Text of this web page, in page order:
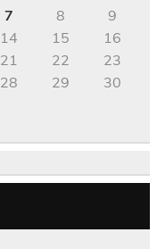
7 8
9
14 15
16
21 22
23
28 29
30